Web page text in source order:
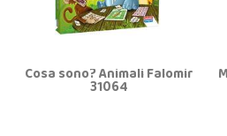
Cosa sono? Animali Falomir
31064